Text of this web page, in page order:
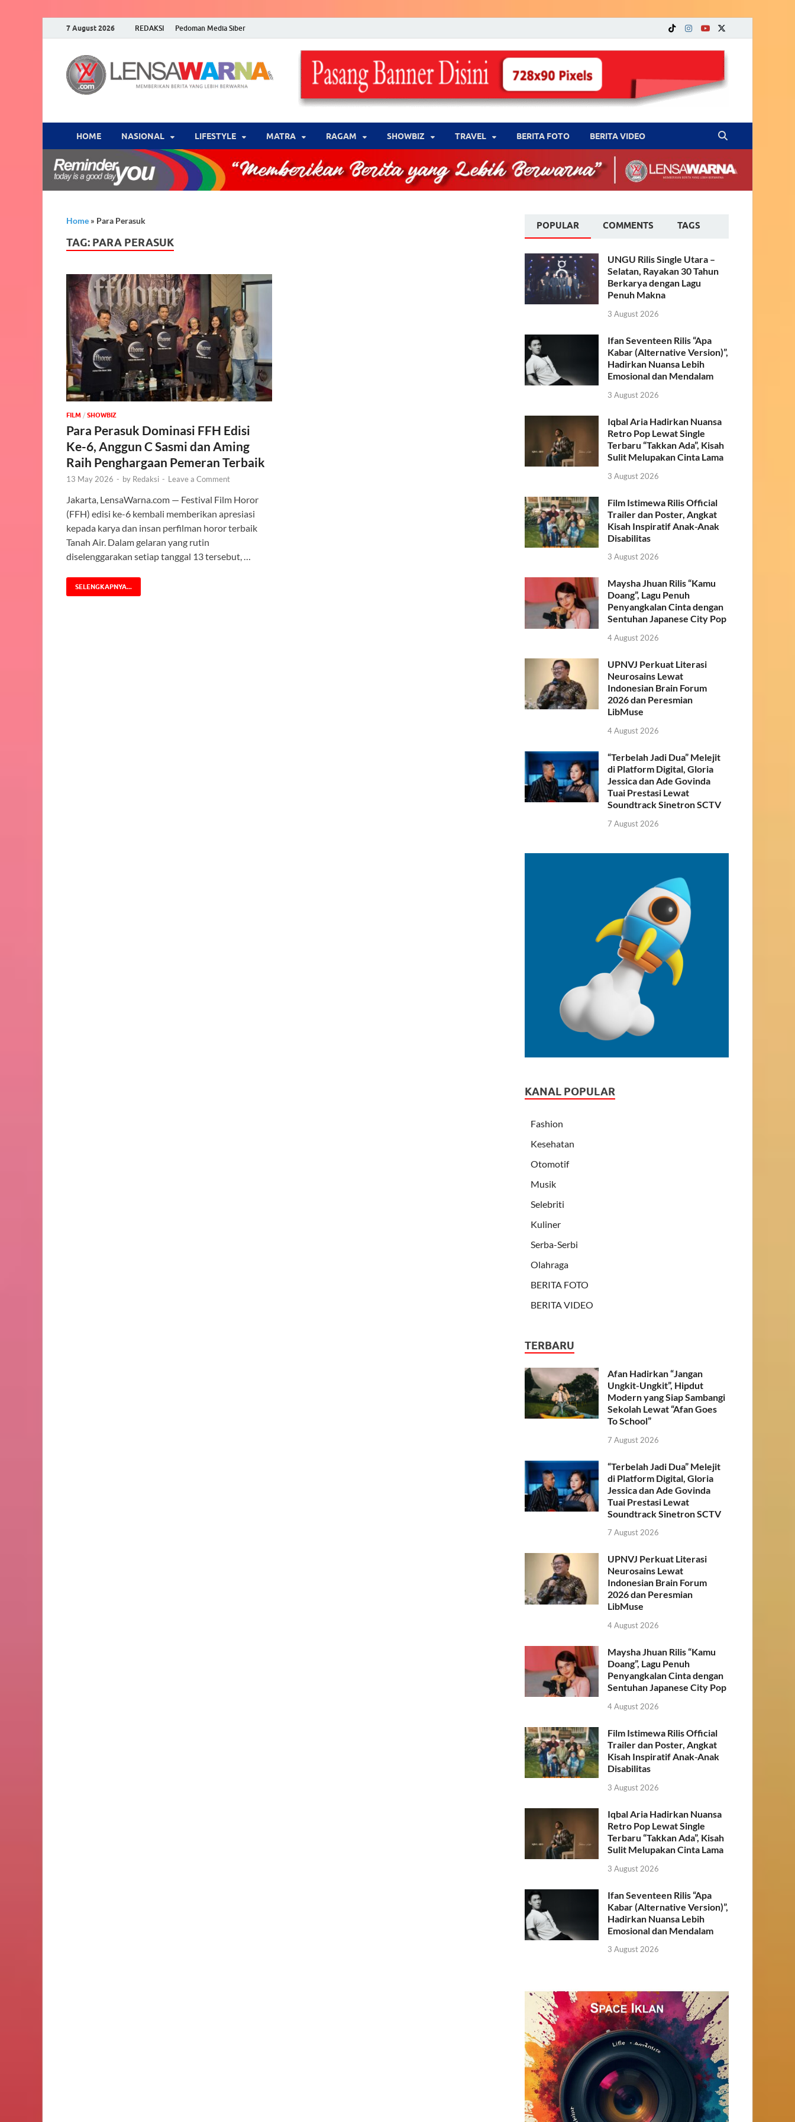
7 August 2026 REDAKSI Pedoman Media Siber
LENSA WARNA .com
Memberikan Berita yang Lebih Berwarna
HOME NASIONAL ‎LIFESTYLE MATRA ‎RAGAM ‎SHOWBIZ ‎TRAVEL BERITA FOTO BERITA VIDEO
Home » Para Perasuk
TAG: PARA PERASUK
FILM / ‎SHOWBIZ
Para Perasuk Dominasi FFH Edisi
Ke-6, Anggun C Sasmi dan Aming
Raih Penghargaan Pemeran Terbaik
13 May 2026 - by Redaksi - Leave a Comment
Jakarta, LensaWarna.com — Festival Film Horor
(FFH) edisi ke-6 kembali memberikan apresiasi
kepada karya dan insan perfilman horor terbaik
Tanah Air. Dalam gelaran yang rutin
diselenggarakan setiap tanggal 13 tersebut, …
SELENGKAPNYA...
POPULAR COMMENTS TAGS
UNGU Rilis Single Utara –
Selatan, Rayakan 30 Tahun
Berkarya dengan Lagu
Penuh Makna
3 August 2026
Ifan Seventeen Rilis “Apa
Kabar (Alternative Version)”,
Hadirkan Nuansa Lebih
Emosional dan Mendalam
3 August 2026
Iqbal Aria Hadirkan Nuansa
Retro Pop Lewat Single
Terbaru “Takkan Ada”, Kisah
Sulit Melupakan Cinta Lama
3 August 2026
Film Istimewa Rilis Official
Trailer dan Poster, Angkat
Kisah Inspiratif Anak-Anak
Disabilitas
3 August 2026
Maysha Jhuan Rilis “Kamu
Doang”, Lagu Penuh
Penyangkalan Cinta dengan
Sentuhan Japanese City Pop
4 August 2026
UPNVJ Perkuat Literasi
Neurosains Lewat
Indonesian Brain Forum
2026 dan Peresmian
LibMuse
4 August 2026
“Terbelah Jadi Dua” Melejit
di Platform Digital, Gloria
Jessica dan Ade Govinda
Tuai Prestasi Lewat
Soundtrack Sinetron SCTV
7 August 2026
KANAL POPULAR
Fashion
Kesehatan
Otomotif
Musik
Selebriti
Kuliner
Serba-Serbi
Olahraga
BERITA FOTO
BERITA VIDEO
TERBARU
Afan Hadirkan “Jangan
Ungkit-Ungkit”, Hipdut
Modern yang Siap Sambangi
Sekolah Lewat “Afan Goes
To School”
7 August 2026
“Terbelah Jadi Dua” Melejit
di Platform Digital, Gloria
Jessica dan Ade Govinda
Tuai Prestasi Lewat
Soundtrack Sinetron SCTV
7 August 2026
UPNVJ Perkuat Literasi
Neurosains Lewat
Indonesian Brain Forum
2026 dan Peresmian
LibMuse
4 August 2026
Maysha Jhuan Rilis “Kamu
Doang”, Lagu Penuh
Penyangkalan Cinta dengan
Sentuhan Japanese City Pop
4 August 2026
Film Istimewa Rilis Official
Trailer dan Poster, Angkat
Kisah Inspiratif Anak-Anak
Disabilitas
3 August 2026
Iqbal Aria Hadirkan Nuansa
Retro Pop Lewat Single
Terbaru “Takkan Ada”, Kisah
Sulit Melupakan Cinta Lama
3 August 2026
Ifan Seventeen Rilis “Apa
Kabar (Alternative Version)”,
Hadirkan Nuansa Lebih
Emosional dan Mendalam
3 August 2026